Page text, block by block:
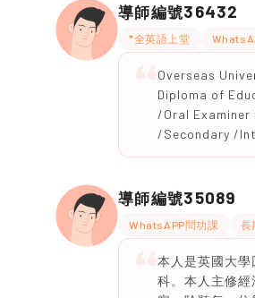
導師編號36432
*全英語上堂
Overseas
Diploma of
/Oral Examiner
/Secondary /
導師編號35089
WhatsAPP問功課 長
本人是英國大
科。本人主修